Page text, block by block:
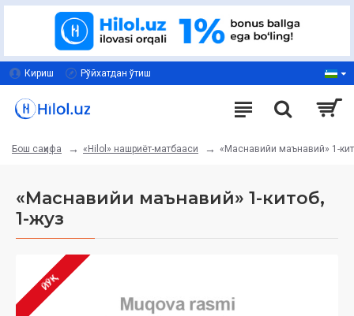
Кириш Рўйхатдан ўтиш
Бош саҳифа «Hilol» нашриёт-матбааси «Маснавийи маънавий» 1-
«Маснавийи маънавий» 1-китоб,
1-жуз
ЙЎҚ